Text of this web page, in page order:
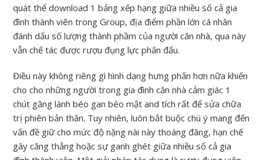
quát thể download 1 bảng xếp hạng giữa nhiều số cả gia
đình thành viên trong Group, địa điểm phần lớn cá nhân
đánh dấu số lượng thành phầm của người căn nhà, qua này
vẫn chế tác được rượu đụng lực phấn đấu.
Điều này không riêng gì hình dạng hưng phấn hơn nữa khiến
cho cho những người trong gia đình căn nhà cảm giác 1
chút găng lành béo gan béo mật and tích rất để sửa chữa
trị phiên bản thân. Tuy nhiên, luôn bắt buộc chú ý mang đến
vấn đề giữ cho mức độ nặng nài này thoáng đãng, hạn chế
gây căng thẳng hoặc sự ganh ghét giữa nhiều số cả gia